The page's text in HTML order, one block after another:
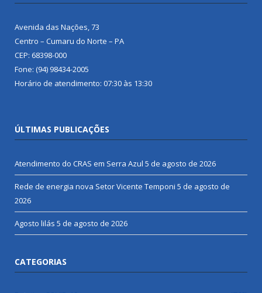
Avenida das Nações, 73
Centro – Cumaru do Norte – PA
CEP: 68398-000
Fone: (94) 98434-2005
Horário de atendimento: 07:30 às 13:30
ÚLTIMAS PUBLICAÇÕES
Atendimento do CRAS em Serra Azul 5 de agosto de 2026
Rede de energia nova Setor Vicente Temponi 5 de agosto de
2026
Agosto lilás 5 de agosto de 2026
CATEGORIAS